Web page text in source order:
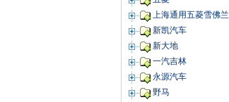
上海通用五菱雪佛兰
新凯汽车
新大地
一汽吉林
永源汽车
野马